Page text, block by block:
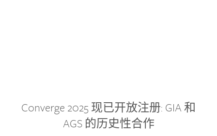
Converge 2025 现已开放注册: GIA 和
AGS 的历史性合作